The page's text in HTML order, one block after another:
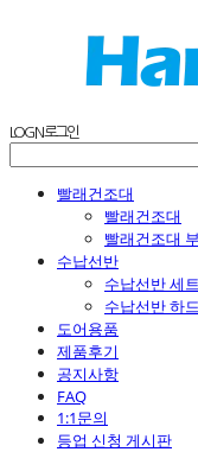
LOG IN로그인
빨래건조대
빨래건조대
빨래건조대
수납선반
수납선반 세트
수납선반 하
도어용품
제품후기
공지사항
FAQ
1:1문의
등업 신청 게시판